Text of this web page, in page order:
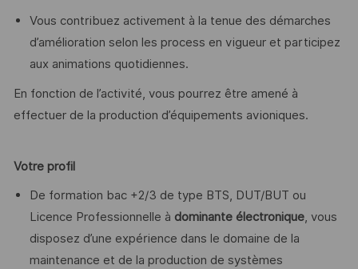
Vous contribuez activement à la tenue des démarches
d’amélioration selon les process en vigueur et participez
aux animations quotidiennes.
En fonction de l’activité, vous pourrez être amené à
effectuer de la production d’équipements avioniques.
Votre profil
De formation bac +2/3 de type BTS, DUT/BUT ou
Licence Professionnelle à dominante électronique, vous
disposez d’une expérience dans le domaine de la
maintenance et de la production de systèmes